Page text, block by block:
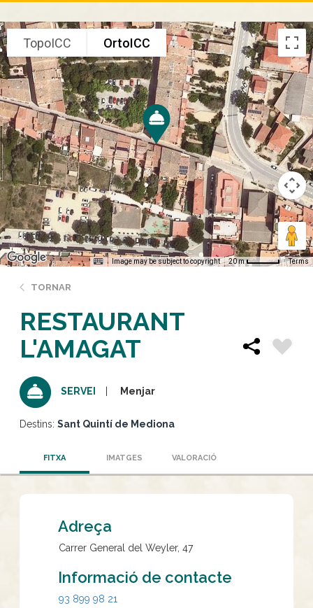
TopoICC OrtoICC
Image may be subject to copyright 20 m Terms
TORNAR
RESTAURANT
L'AMAGAT
SERVEI Menjar
Destins: Sant Quintí de Mediona
FITXA IMATGES VALORACIÓ
Adreça
Carrer General del Weyler, 47
Informació de contacte
93 899 98 21